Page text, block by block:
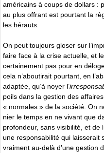
américains à coups de dollars :
au plus offrant est pourtant la
les hérauts.
On peut toujours gloser sur
faire face à la crise actuelle, et
certainement pas pour en
cela n’aboutirait pourtant, en
adaptée, qu’à noyer l’
poils dans la gestion des
« normales » de la société. On
nier le temps en ne vivant que
profondeur, sans visibilité, et de
une responsabilité qui laisserait
vraiment au-delà d’une gestion